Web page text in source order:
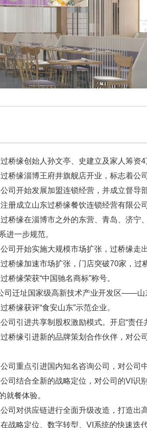
桥缘创始人孙文亭、史建立及家人筹资
桥缘淄博王府井旗舰店开业，标志着公
司开始发展加盟连锁经营，并成立督导
册成立山东过桥缘餐饮连锁经营有限公
桥缘在淄博市之外的东营、青岛、济宁
进一步规范。
司开始实施大规模市场扩张，过桥缘走
桥缘加速市场扩张，门店突破70家，过
桥缘荣获“中国驰名商标”称号。
司迁址国家级高新技术产业开发区——山
桥缘获评“食安山东”示范企业。
司引进共享制股权激励模式。开启“责任
桥缘引进新的品牌策划合作伙伴，对公
司重点引进国内知名咨询公司，对公司
司结合全新的战略定位，对公司的VI识
就餐体验。
司对供应链进行全面升级改造，打造出
战略定位、数字转型、VI系统的快速迭